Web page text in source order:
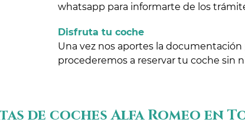
whatsapp para informarte de los
Disfruta tu coche
Una vez nos aportes la
procederemos a reservar tu coche sin
de coches Alfa Romeo en